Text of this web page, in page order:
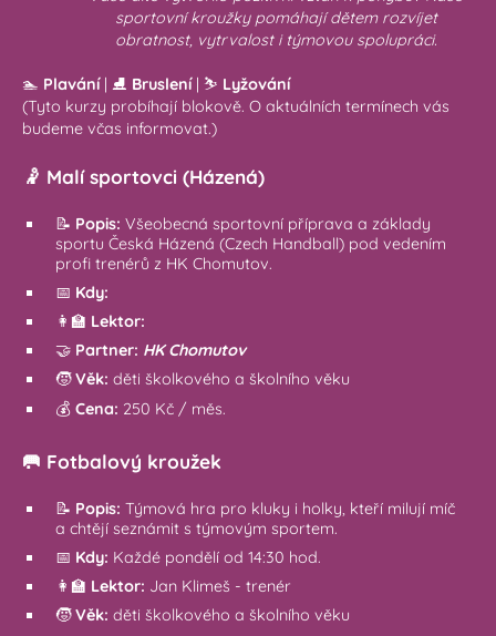
sportovní kroužky pomáhají dětem rozvíjet
obratnost, vytrvalost i týmovou spolupráci.
🏊 Plavání| ⛸️ Bruslení| ⛷️ Lyžování
(Tyto kurzy probíhají blokově. O aktuálních termínech vás
budeme včas informovat.)
🤾 Malí sportovci (Házená)
📝 Popis: Všeobecná sportovní příprava a základy
sportu Česká Házená (Czech Handball) pod vedením
profi trenérů z HK Chomutov.
📅 Kdy:
👩‍🏫 Lektor:
🤝 Partner: HK Chomutov
🧒Věk: děti školkového a školního věku
💰 Cena: 250 Kč / měs.
🥅 Fotbalový kroužek
📝 Popis: Týmová hra pro kluky i holky, kteří milují míč
a chtějí seznámit s týmovým sportem.
📅 Kdy: Každé pondělí od 14:30 hod.
👩‍🏫 Lektor: Jan Klimeš - trenér
🧒Věk: děti školkového a školního věku